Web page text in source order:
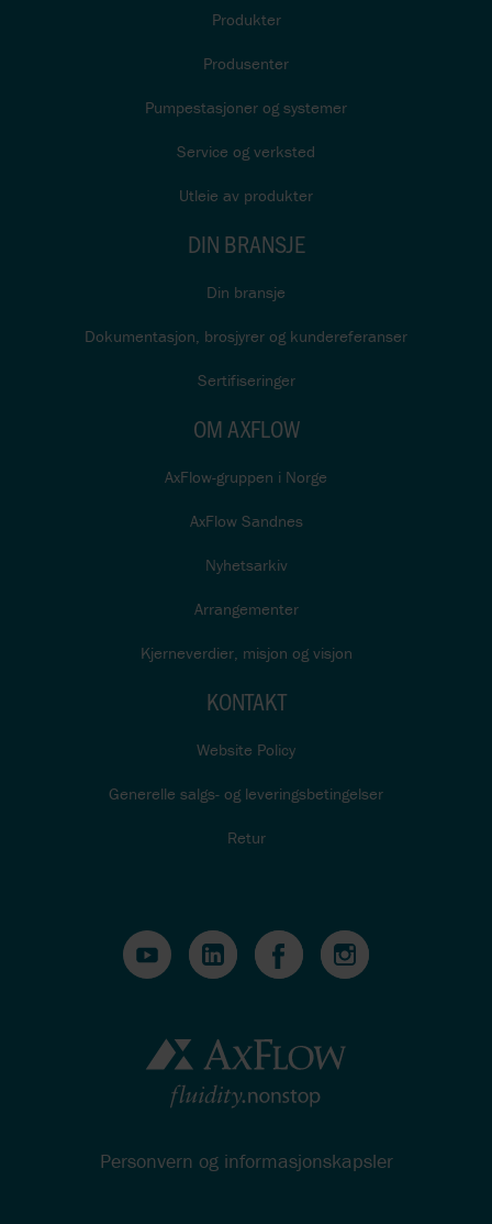
Produkter
Produsenter
Pumpestasjoner og systemer
Service og verksted
Utleie av produkter
DIN BRANSJE
Din bransje
Dokumentasjon, brosjyrer og kundereferanser
Sertifiseringer
OM AXFLOW
AxFlow-gruppen i Norge
AxFlow Sandnes
Nyhetsarkiv
Arrangementer
Kjerneverdier, misjon og visjon
KONTAKT
Website Policy
Generelle salgs- og leveringsbetingelser
Retur
Personvern og informasjonskapsler